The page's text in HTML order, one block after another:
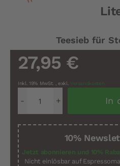
Teesieb für
27,95 €
Inkl. 19% MwSt. , exkl. Versandkosten
In
10%
Jetzt abonnieren und 10%
Nicht einlösbar auf